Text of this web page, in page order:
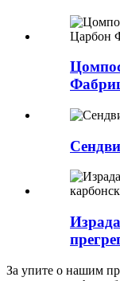
За упите о нашим